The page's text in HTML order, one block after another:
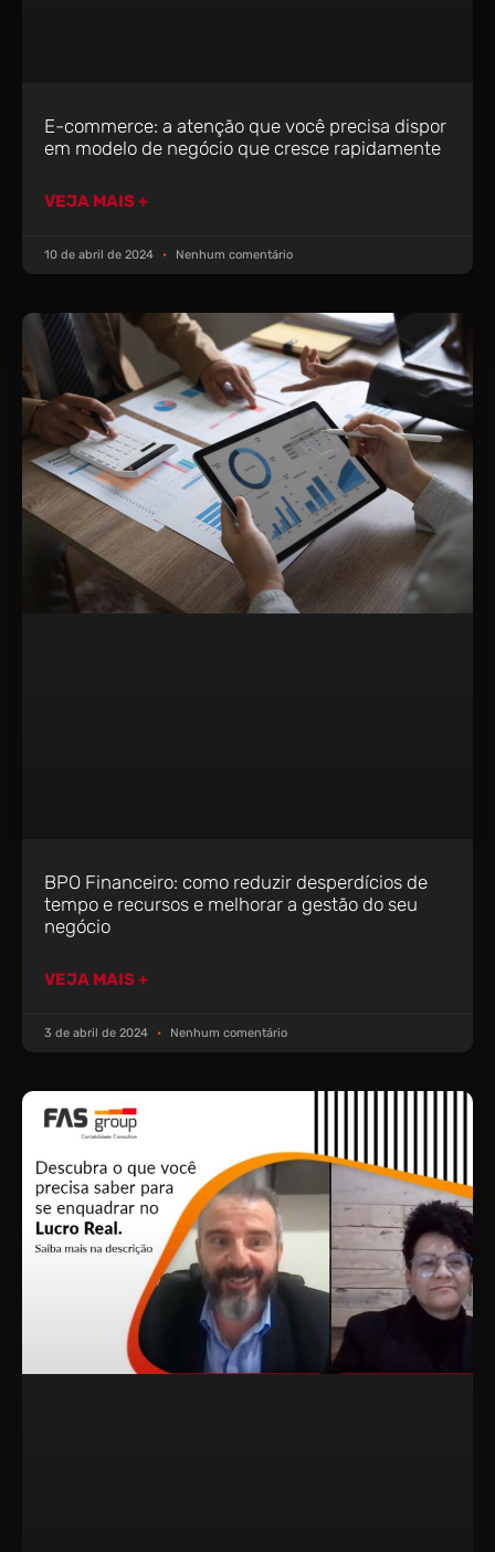
E-commerce: a atenção que você precisa dispor
em modelo de negócio que cresce rapidamente
VEJA MAIS +
10 de abril de 2024 Nenhum comentário
BPO Financeiro: como reduzir desperdícios de
tempo e recursos e melhorar a gestão do seu
negócio
VEJA MAIS +
3 de abril de 2024 Nenhum comentário